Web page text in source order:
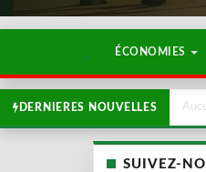
ÉCONOMIES
DERNIERES NOUVELLES
SUIVEZ-